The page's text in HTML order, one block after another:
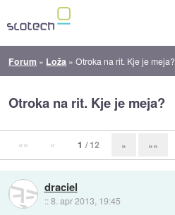
Forum » Loža »Otroka na rit. Kje je meja?
Otroka na rit. Kje je meja?
«« « 1 / 12 » »»
draciel
::8. apr 2013, 19:45